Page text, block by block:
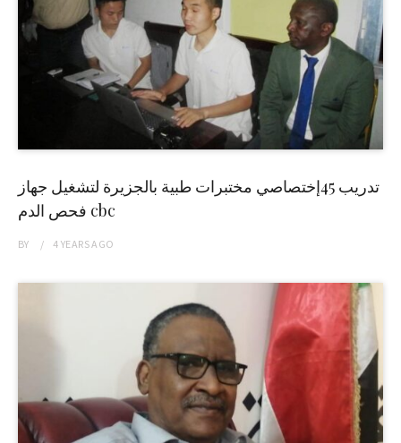
تدريب 45إختصاصي مختبرات طبية بالجزيرة لتشغيل جهاز
فحص الدم cbc
BY 4 YEARSAGO